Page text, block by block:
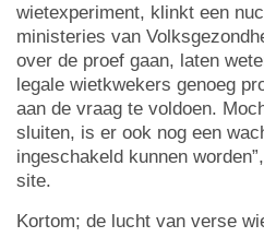
wietexperiment, klinkt een
ministeries van
over de proef gaan, laten
legale wietkwekers genoeg
aan de vraag te voldoen.
sluiten, is er ook nog een
ingeschakeld kunnen
site.
Kortom; de lucht van verse